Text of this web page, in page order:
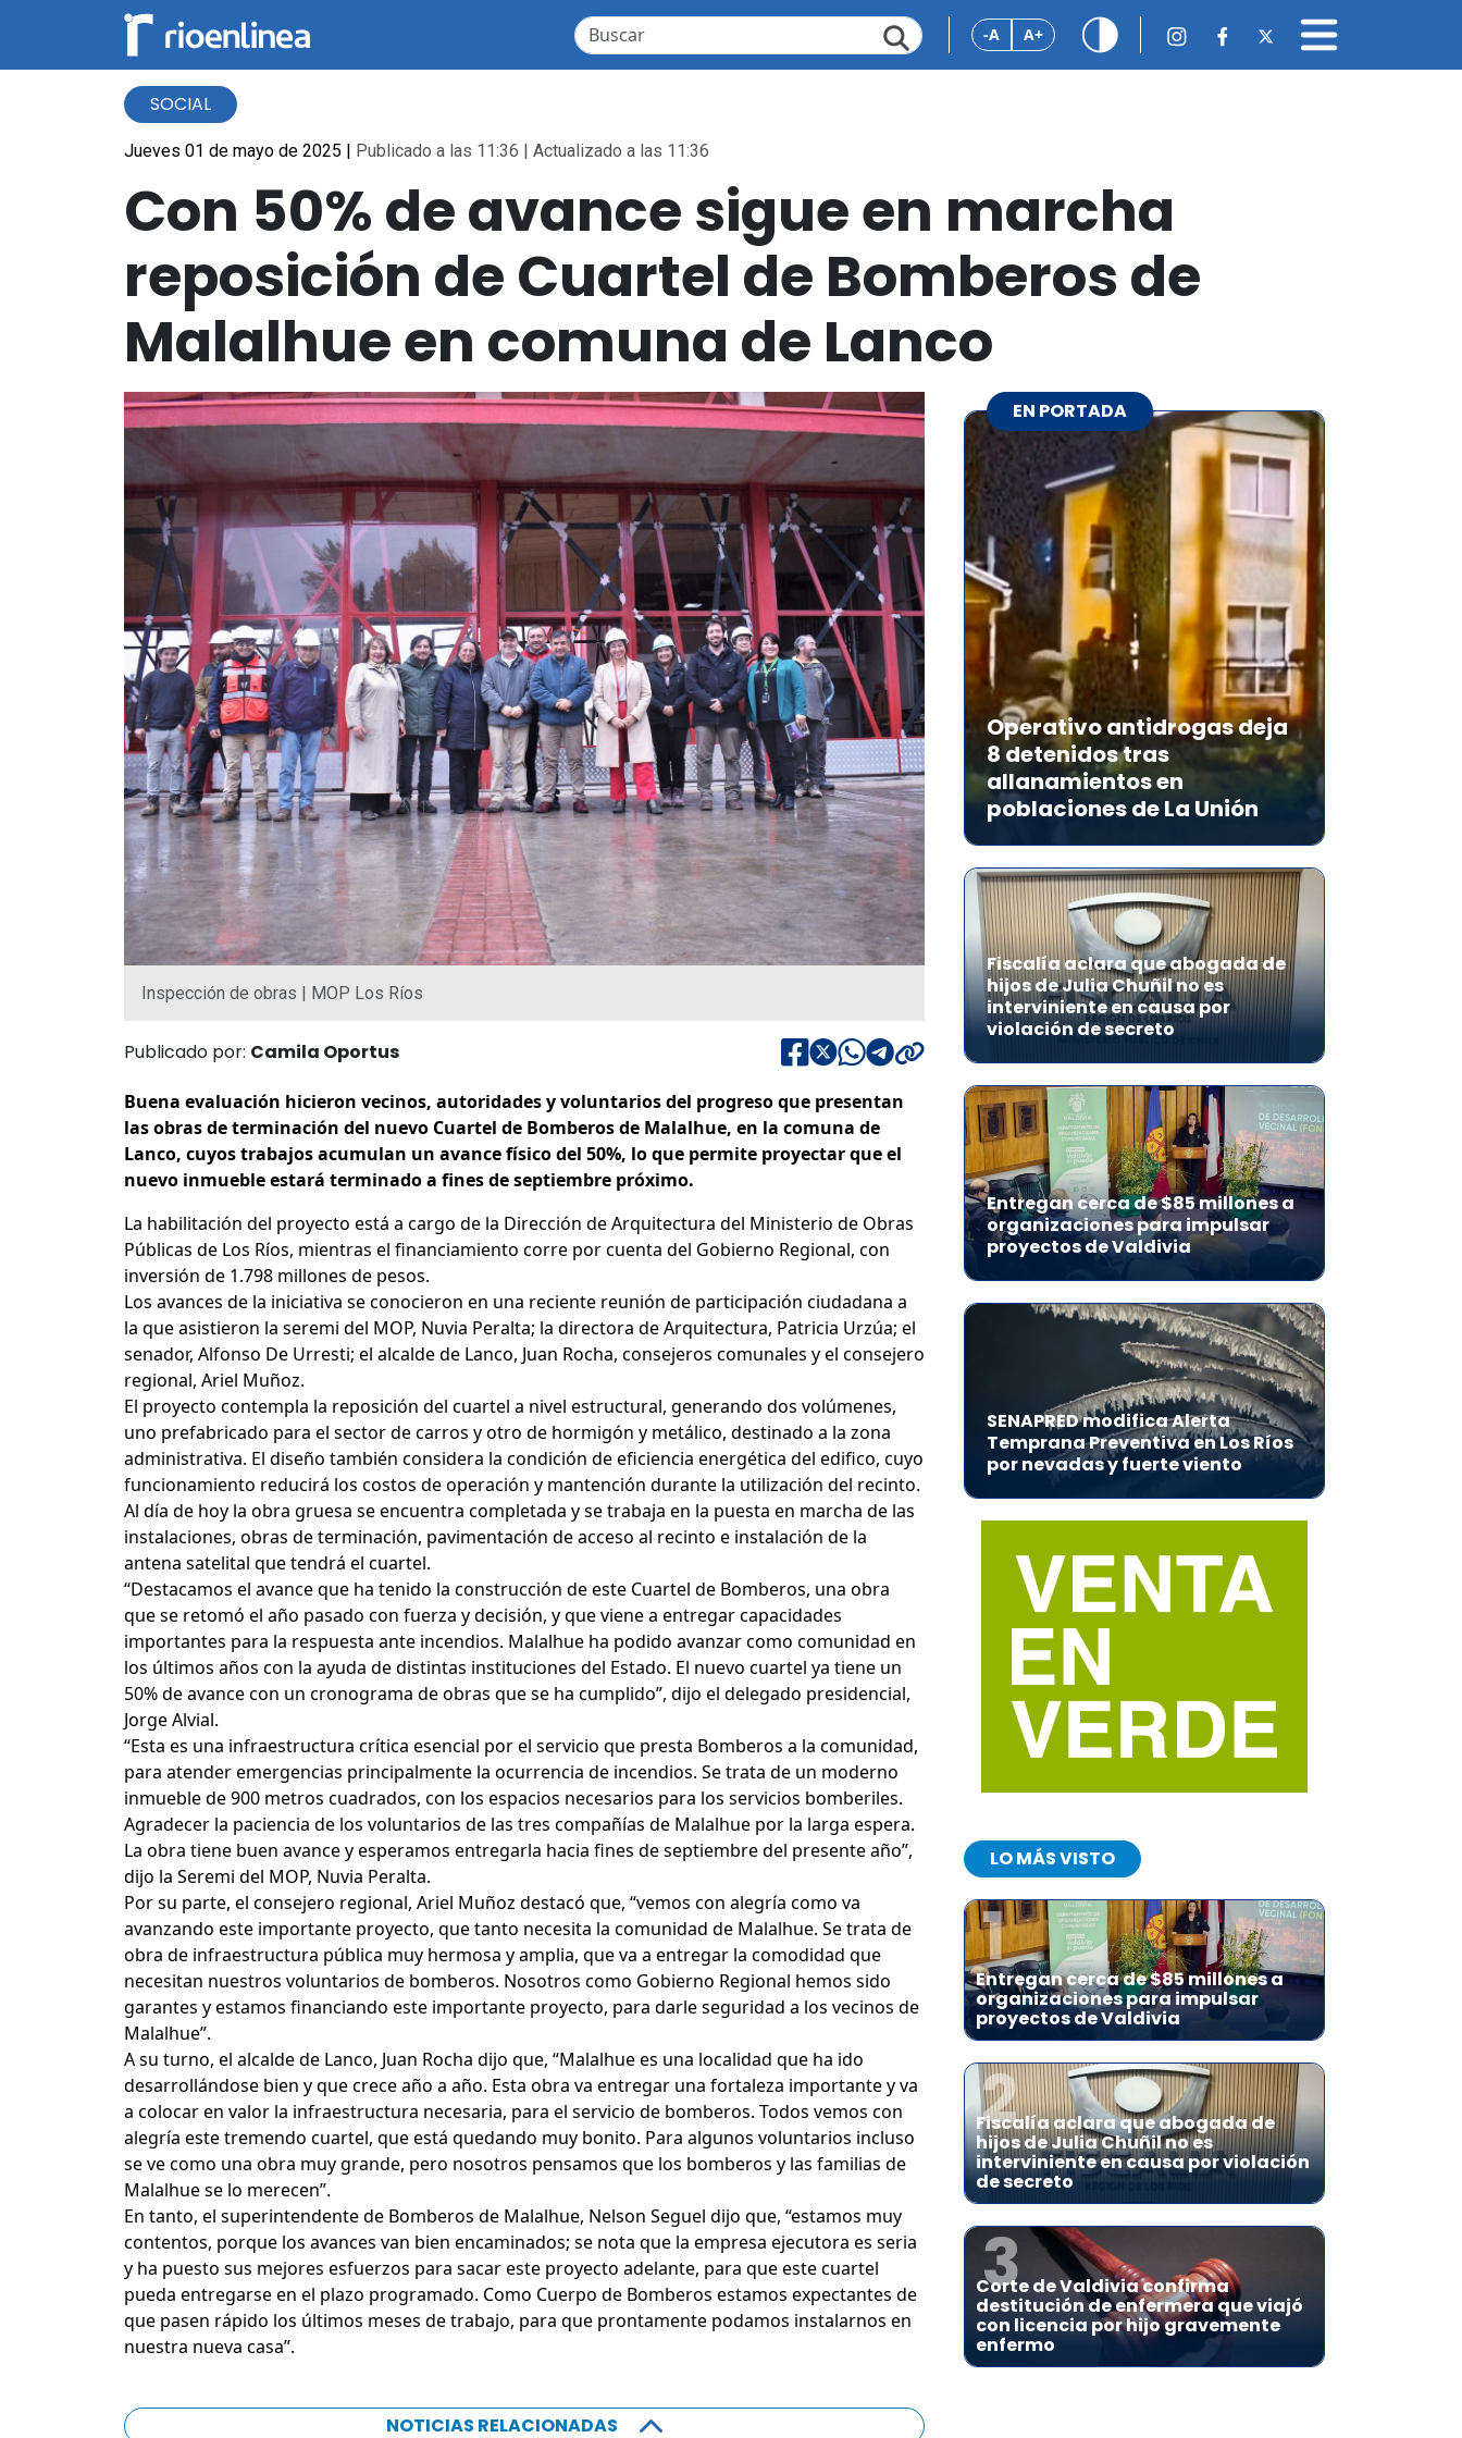
-A A+
SOCIAL
Jueves 01 de mayo de 2025 | Publicado a las 11:36 | Actualizado a las 11:36
Con 50% de avance sigue en marcha
reposición de Cuartel de Bomberos de
Malalhue en comuna de Lanco
Inspección de obras | MOP Los Ríos
Publicado por: Camila Oportus
Buena evaluación hicieron vecinos, autoridades y voluntarios del progreso que presentan
las obras de terminación del nuevo Cuartel de Bomberos de Malalhue, en la comuna de
Lanco, cuyos trabajos acumulan un avance físico del 50%, lo que permite proyectar que el
nuevo inmueble estará terminado a fines de septiembre próximo.
La habilitación del proyecto está a cargo de la Dirección de Arquitectura del Ministerio de Obras
Públicas de Los Ríos, mientras el financiamiento corre por cuenta del Gobierno Regional, con
inversión de 1.798 millones de pesos.
Los avances de la iniciativa se conocieron en una reciente reunión de participación ciudadana a
la que asistieron la seremi del MOP, Nuvia Peralta; la directora de Arquitectura, Patricia Urzúa; el
senador, Alfonso De Urresti; el alcalde de Lanco, Juan Rocha, consejeros comunales y el consejero
regional, Ariel Muñoz.
El proyecto contempla la reposición del cuartel a nivel estructural, generando dos volúmenes,
uno prefabricado para el sector de carros y otro de hormigón y metálico, destinado a la zona
administrativa. El diseño también considera la condición de eficiencia energética del edifico, cuyo
funcionamiento reducirá los costos de operación y mantención durante la utilización del recinto.
Al día de hoy la obra gruesa se encuentra completada y se trabaja en la puesta en marcha de las
instalaciones, obras de terminación, pavimentación de acceso al recinto e instalación de la
antena satelital que tendrá el cuartel.
“Destacamos el avance que ha tenido la construcción de este Cuartel de Bomberos, una obra
que se retomó el año pasado con fuerza y decisión, y que viene a entregar capacidades
importantes para la respuesta ante incendios. Malalhue ha podido avanzar como comunidad en
los últimos años con la ayuda de distintas instituciones del Estado. El nuevo cuartel ya tiene un
50% de avance con un cronograma de obras que se ha cumplido”, dijo el delegado presidencial,
Jorge Alvial.
“Esta es una infraestructura crítica esencial por el servicio que presta Bomberos a la comunidad,
para atender emergencias principalmente la ocurrencia de incendios. Se trata de un moderno
inmueble de 900 metros cuadrados, con los espacios necesarios para los servicios bomberiles.
Agradecer la paciencia de los voluntarios de las tres compañías de Malalhue por la larga espera.
La obra tiene buen avance y esperamos entregarla hacia fines de septiembre del presente año”,
dijo la Seremi del MOP, Nuvia Peralta.
Por su parte, el consejero regional, Ariel Muñoz destacó que, “vemos con alegría como va
avanzando este importante proyecto, que tanto necesita la comunidad de Malalhue. Se trata de
obra de infraestructura pública muy hermosa y amplia, que va a entregar la comodidad que
necesitan nuestros voluntarios de bomberos. Nosotros como Gobierno Regional hemos sido
garantes y estamos financiando este importante proyecto, para darle seguridad a los vecinos de
Malalhue”.
A su turno, el alcalde de Lanco, Juan Rocha dijo que, “Malalhue es una localidad que ha ido
desarrollándose bien y que crece año a año. Esta obra va entregar una fortaleza importante y va
a colocar en valor la infraestructura necesaria, para el servicio de bomberos. Todos vemos con
alegría este tremendo cuartel, que está quedando muy bonito. Para algunos voluntarios incluso
se ve como una obra muy grande, pero nosotros pensamos que los bomberos y las familias de
Malalhue se lo merecen”.
En tanto, el superintendente de Bomberos de Malalhue, Nelson Seguel dijo que, “estamos muy
contentos, porque los avances van bien encaminados; se nota que la empresa ejecutora es seria
y ha puesto sus mejores esfuerzos para sacar este proyecto adelante, para que este cuartel
pueda entregarse en el plazo programado. Como Cuerpo de Bomberos estamos expectantes de
que pasen rápido los últimos meses de trabajo, para que prontamente podamos instalarnos en
nuestra nueva casa”.
NOTICIAS RELACIONADAS
EN PORTADA
Operativo antidrogas deja
8 detenidos tras
allanamientos en
poblaciones de La Unión
Fiscalía aclara que abogada de
hijos de Julia Chuñil no es
interviniente en causa por
violación de secreto
Entregan cerca de $85 millones a
organizaciones para impulsar
proyectos de Valdivia
SENAPRED modifica Alerta
Temprana Preventiva en Los Ríos
por nevadas y fuerte viento
LO MÁS VISTO
1
Entregan cerca de $85 millones a
organizaciones para impulsar
proyectos de Valdivia
2
Fiscalía aclara que abogada de
hijos de Julia Chuñil no es
interviniente en causa por violación
de secreto
3
Corte de Valdivia confirma
destitución de enfermera que viajó
con licencia por hijo gravemente
enfermo